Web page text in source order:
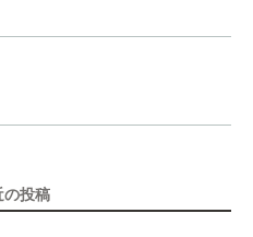
の投稿